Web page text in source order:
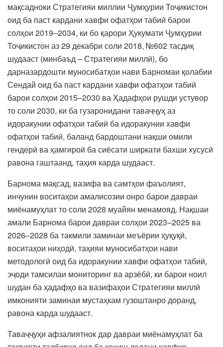
мақсадноки Стратегияи миллии Ҷумҳурии Тоҷикистон
оид ба паст кардани хавфи офатҳои табиӣ барои
солҳои 2019–2034, ки бо қарори Ҳукумати Ҷумҳурии
Тоҷикистон аз 29 декабри соли 2018, №602 тасдиқ
шудааст (минбаъд – Стратегияи миллӣ), бо
дарназардошти муносибатҳои нави Барномаи қолабии
Сендай оид ба паст кардани хавфи офатҳои табиӣ
барои солҳои 2015–2030 ва Ҳадафҳои рушди устувор
то соли 2030, ки ба гузаронидани таваҷҷуҳ аз
идоракунии офатҳои табиӣ ба идоракунии хавфи
офатҳои табиӣ, баланд бардоштани нақши омили
гендерӣ ва ҳамгироӣ ба сиёсати ширкати бахши хусусӣ
равона гаштаанд, таҳия карда шудааст.
Барнома мақсад, вазифа ва самтҳои фаъолият,
инчунин воситаҳои амалисозии онро барои давраи
миёнамуҳлат то соли 2028 муайян менамояд. Нақшаи
амали Барнома барои давраи солҳои 2023–2025 ва
2026–2028 ба такмили заминаи меъёрии ҳуқуқӣ,
воситаҳои ниҳодӣ, таҳияи муносибатҳои нави
методологӣ оид ба идоракунии хавфи офатҳои табиӣ,
эҷоди тамсилаи мониторинг ва арзёбӣ, ки барои ноил
шудан ба ҳадафҳо ва вазифаҳои Стратегияи миллӣ
имконияти заминаи мустаҳкам гузоштанро доранд,
равона карда шудааст.
Таваҷҷуҳи афзалиятнок дар давраи миёнамуҳлат ба